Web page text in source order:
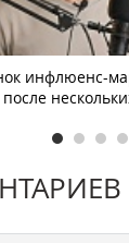
инфлюенс-